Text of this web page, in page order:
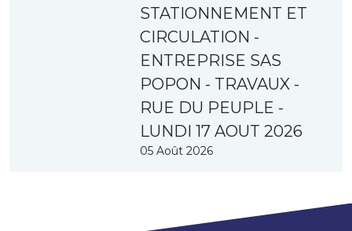
STATIONNEMENT ET
CIRCULATION -
ENTREPRISE SAS
POPON - TRAVAUX -
RUE DU PEUPLE -
LUNDI 17 AOUT 2026
05 Août 2026